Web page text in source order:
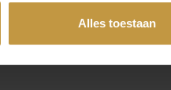
Alles toestaan